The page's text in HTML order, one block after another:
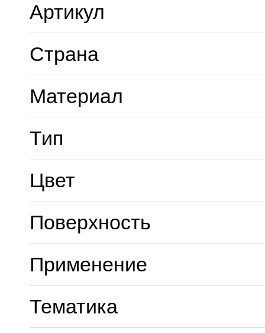
Артикул
Страна
Материал
Тип
Цвет
Поверхность
Применение
Тематика